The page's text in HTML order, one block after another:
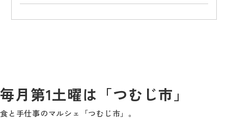
毎月第1土曜は「つむじ市」
食と手仕事のマルシェ「つむじ市」。